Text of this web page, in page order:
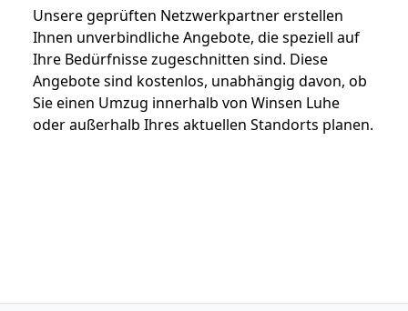
Unsere geprüften Netzwerkpartner erstellen
Ihnen unverbindliche Angebote, die speziell auf
Ihre Bedürfnisse zugeschnitten sind. Diese
Angebote sind kostenlos, unabhängig davon, ob
Sie einen Umzug innerhalb von Winsen Luhe
oder außerhalb Ihres aktuellen Standorts planen.